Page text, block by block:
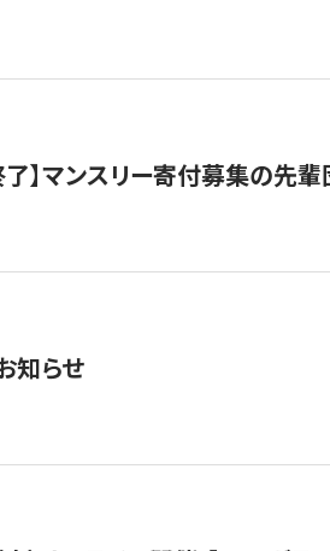
了】マンスリー寄付募集の先
知らせ